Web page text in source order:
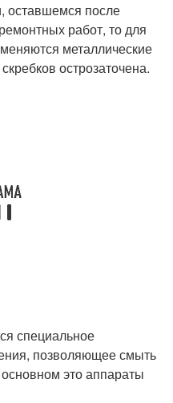
оставшемся после
работ, то для
металлические
острозаточена.
специальное
позволяющее смыть
это аппараты